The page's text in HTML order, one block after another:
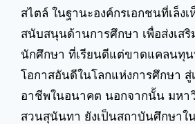
สไตล์ ในฐานะองค์กรเอกชนที่เล็ง
สนับสนุนด้านการศึกษา เพื่อส่งเสริ
นักศึกษา ที่เรียนดีแต่ขาดแคลนทุน
โอกาสอันดีในโลกแห่งการศึกษา สู่
อาชีพในอนาคต นอกจากนั้น มหา
สวนสุนันทา ยังเป็นสถาบันศึกษาใ